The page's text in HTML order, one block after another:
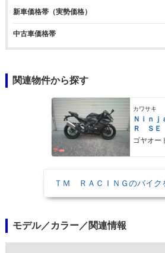
新車価格帯（実勢価格）
中古車価格帯
関連物件から探す
カワサキ
Ｎｉｎ
Ｒ ＳＥ
ゴヤオ
ＴＭ ＲＡＣＩＮＧのバイク
モデル／カラー／関連情報